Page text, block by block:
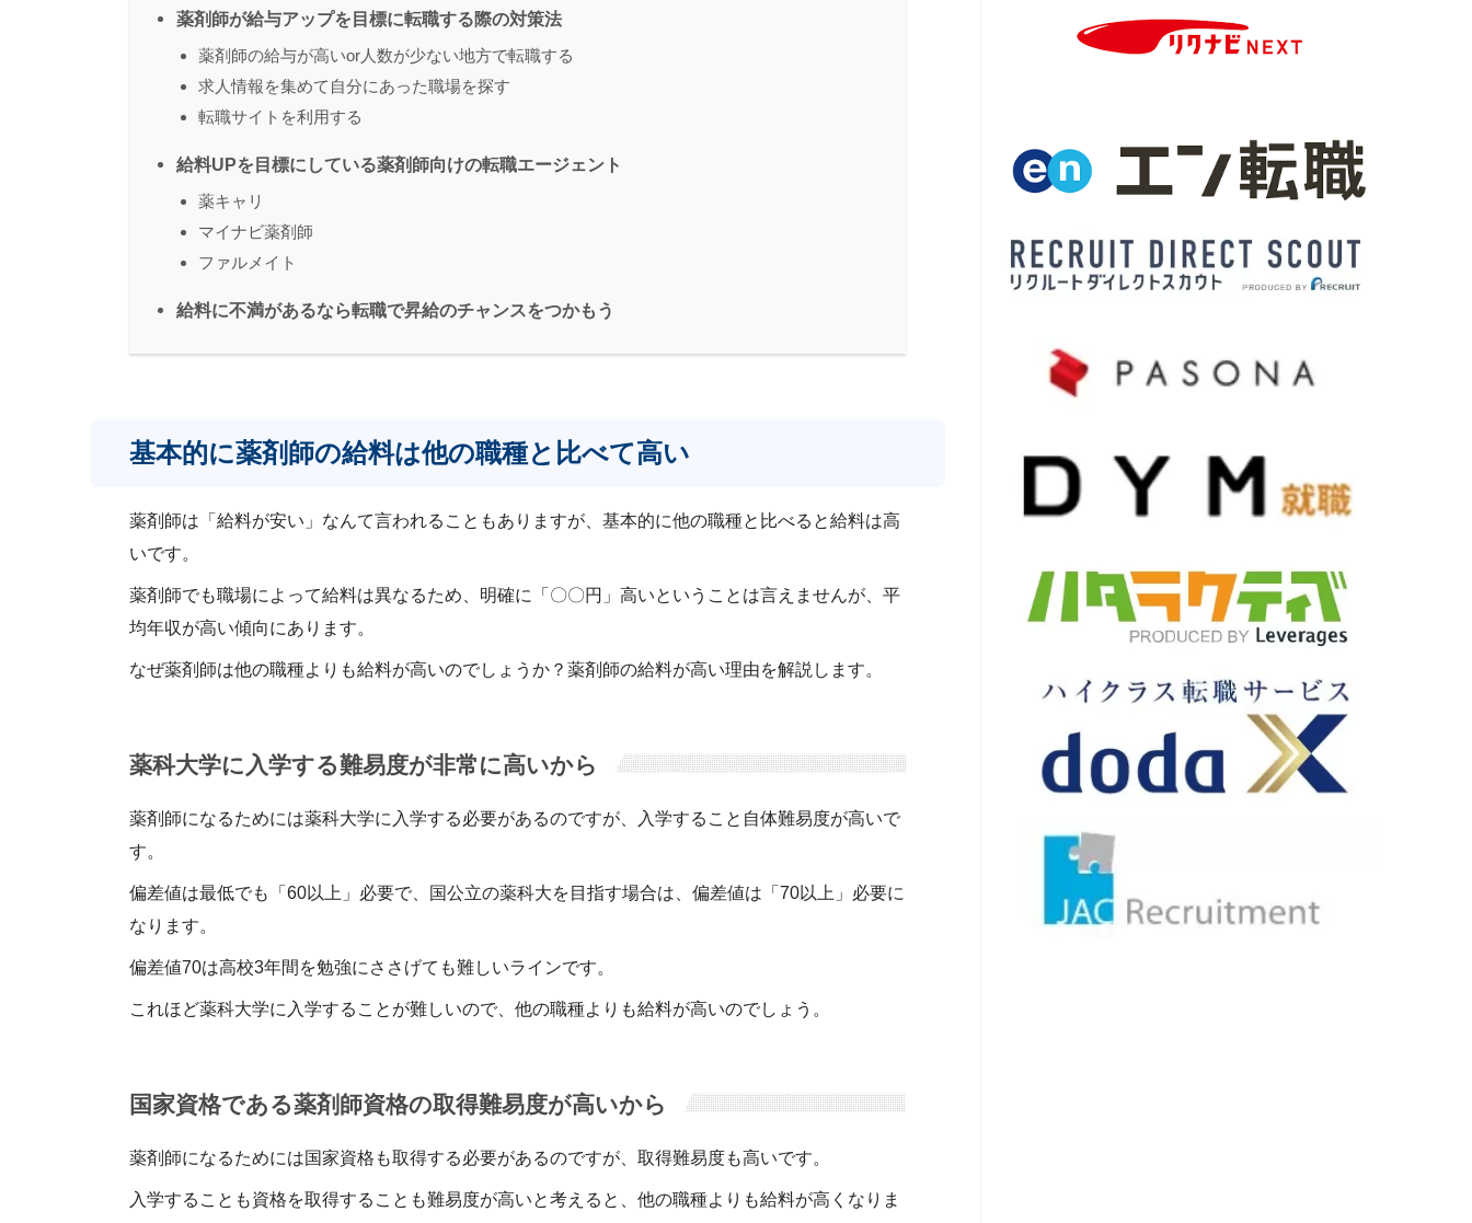
薬剤師が給与アップを目標に転職する際の対策法
薬剤師の給与が高いor人数が少ない地方で転職する
求人情報を集めて自分にあった職場を探す
転職サイトを利用する
給料UPを目標にしている薬剤師向けの転職エージェント
薬キャリ
マイナビ薬剤師
ファルメイト
給料に不満があるなら転職で昇給のチャンスをつかもう
基本的に薬剤師の給料は他の職種と比べて高い
薬剤師は「給料が安い」なんて言われることもありますが、基本的に他の職種と比べると給料は高
いです。
薬剤師でも職場によって給料は異なるため、明確に「〇〇円」高いということは言えませんが、平
均年収が高い傾向にあります。
なぜ薬剤師は他の職種よりも給料が高いのでしょうか？薬剤師の給料が高い理由を解説します。
薬科大学に入学する難易度が非常に高いから
薬剤師になるためには薬科大学に入学する必要があるのですが、入学すること自体難易度が高いで
す。
偏差値は最低でも「60以上」必要で、国公立の薬科大を目指す場合は、偏差値は「70以上」必要に
なります。
偏差値70は高校3年間を勉強にささげても難しいラインです。
これほど薬科大学に入学することが難しいので、他の職種よりも給料が高いのでしょう。
国家資格である薬剤師資格の取得難易度が高いから
薬剤師になるためには国家資格も取得する必要があるのですが、取得難易度も高いです。
入学することも資格を取得することも難易度が高いと考えると、他の職種よりも給料が高くなりま